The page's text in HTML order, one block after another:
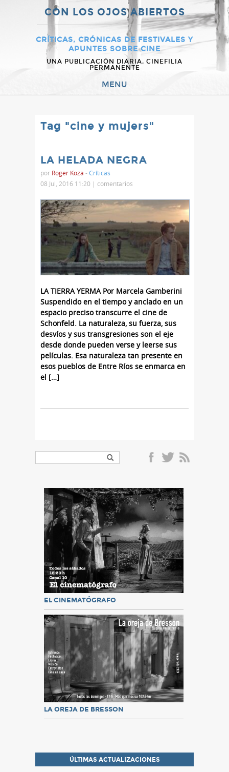
CON LOS OJOS ABIERTOS
CRÍTICAS, CRÓNICAS DE FESTIVALES Y
APUNTES SOBRE CINE
UNA PUBLICACIÓN DIARIA, CINEFILIA
PERMANENTE
MENU
Tag "cine y mujers"
LA HELADA NEGRA
por Roger Koza -Críticas
08 Jul, 2016 11:20 | comentarios
LA TIERRA YERMA Por Marcela Gamberini
Suspendido en el tiempo y anclado en un
espacio preciso transcurre el cine de
Schonfeld. La naturaleza, su fuerza, sus
desvíos y sus transgresiones son el eje
desde donde pueden verse y leerse sus
películas. Esa naturaleza tan presente en
esos pueblos de Entre Ríos se enmarca en
el […]
EL CINEMATÓGRAFO
LA OREJA DE BRESSON
ÚLTIMAS ACTUALIZACIONES